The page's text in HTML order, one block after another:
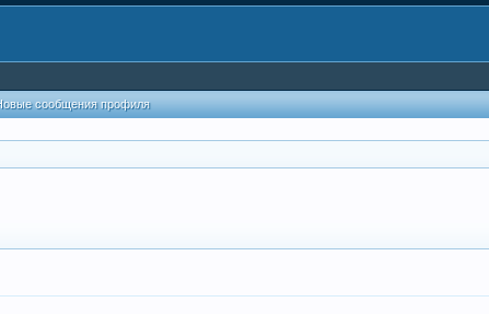
сообщения профиля